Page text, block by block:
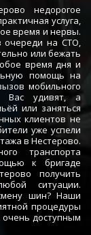
недорогое
услуга,
время и нервы.
очереди на СТО,
или бежать
время дня и
помощь на
мобильного
Вас удивят, а
или заняться
клиентов не
уже успели
в Нестерово.
транспорта
к бригаде
получить
ситуации.
шин? Наши
процедуры
доступным